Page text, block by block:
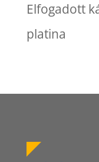
Elfogadott
platina